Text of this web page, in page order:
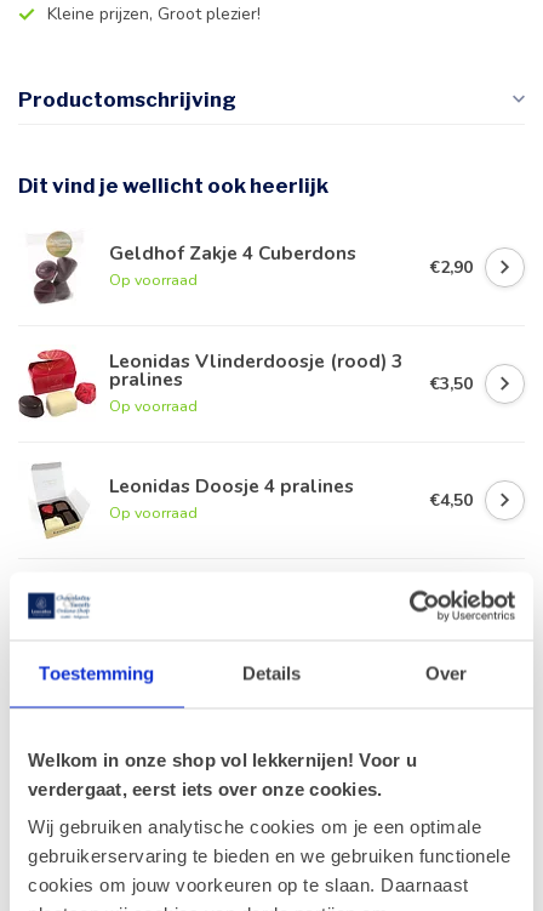
Toestemming Details Over
Welkom in onze shop vol lekkernijen! Voor u
verdergaat, eerst iets over onze cookies.
Wij gebruiken analytische cookies om je een optimale
gebruikerservaring te bieden en we gebruiken functionele
cookies om jouw voorkeuren op te slaan. Daarnaast
Kleine prijzen, Groot plezier!
Productomschrijving
Dit vind je wellicht ook heerlijk
Geldhof Zakje 4 Cuberdons
Op voorraad
€2,90
Leonidas Vlinderdoosje (rood) 3
pralines
Op voorraad
€3,50
Leonidas Doosje 4 pralines
Op voorraad
€4,50
€3,50
Recent bekeken